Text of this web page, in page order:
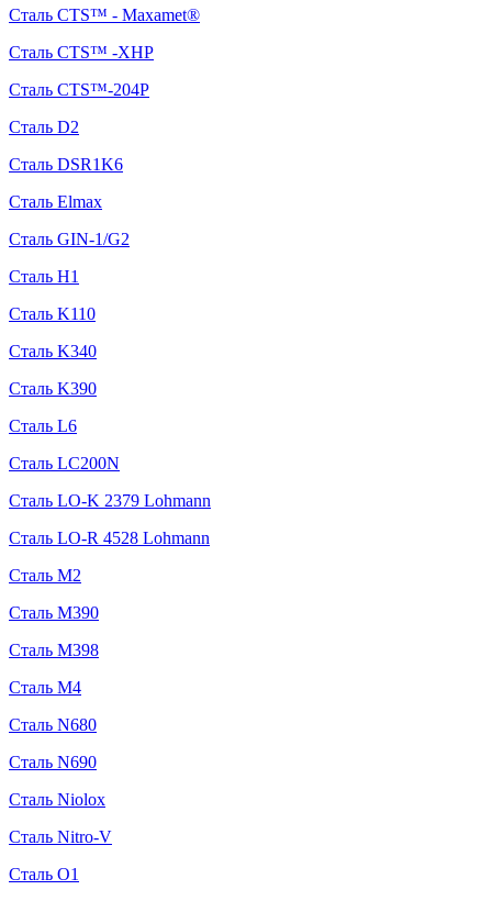
Сталь CTS™ - Maxamet®
Сталь CTS™ -XHP
Сталь CTS™-204P
Сталь D2
Сталь DSR1K6
Сталь Elmax
Сталь GIN-1/G2
Сталь H1
Сталь K110
Сталь K340
Сталь K390
Сталь L6
Сталь LC200N
Сталь LO-K 2379 Lohmann
Сталь LO-R 4528 Lohmann
Сталь M2
Сталь M390
Сталь M398
Сталь M4
Сталь N680
Сталь N690
Сталь Niolox
Сталь Nitro-V
Сталь O1